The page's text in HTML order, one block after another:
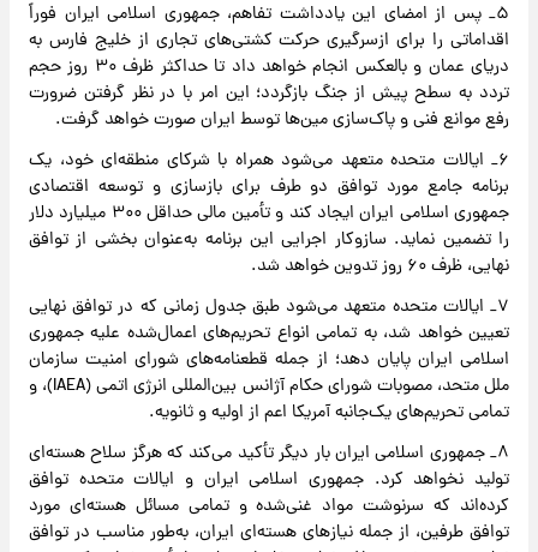
۵_ پس از امضای این یادداشت تفاهم، جمهوری اسلامی ایران فوراً
اقداماتی را برای ازسرگیری حرکت کشتی‌های تجاری از خلیج فارس به
دریای عمان و بالعکس انجام خواهد داد تا حداکثر ظرف ۳۰ روز حجم
تردد به سطح پیش از جنگ بازگردد؛ این امر با در نظر گرفتن ضرورت
رفع موانع فنی و پاک‌سازی مین‌ها توسط ایران صورت خواهد گرفت.
۶_ ایالات متحده متعهد می‌شود همراه با شرکای منطقه‌ای خود، یک
برنامه جامع مورد توافق دو طرف برای بازسازی و توسعه اقتصادی
جمهوری اسلامی ایران ایجاد کند و تأمین مالی حداقل ۳۰۰ میلیارد دلار
را تضمین نماید. سازوکار اجرایی این برنامه به‌عنوان بخشی از توافق
نهایی، ظرف ۶۰ روز تدوین خواهد شد.
۷_ ایالات متحده متعهد می‌شود طبق جدول زمانی که در توافق نهایی
تعیین خواهد شد، به تمامی انواع تحریم‌های اعمال‌شده علیه جمهوری
اسلامی ایران پایان دهد؛ از جمله قطعنامه‌های شورای امنیت سازمان
ملل متحد، مصوبات شورای حکام آژانس بین‌المللی انرژی اتمی (IAEA)، و
تمامی تحریم‌های یک‌جانبه آمریکا اعم از اولیه و ثانویه.
۸_ جمهوری اسلامی ایران بار دیگر تأکید می‌کند که هرگز سلاح هسته‌ای
تولید نخواهد کرد. جمهوری اسلامی ایران و ایالات متحده توافق
کرده‌اند که سرنوشت مواد غنی‌شده و تمامی مسائل هسته‌ای مورد
توافق طرفین، از جمله نیاز‌های هسته‌ای ایران، به‌طور مناسب در توافق